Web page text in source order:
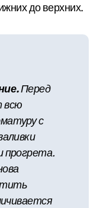
до верхних.
Перед
всю
с
прогрета.